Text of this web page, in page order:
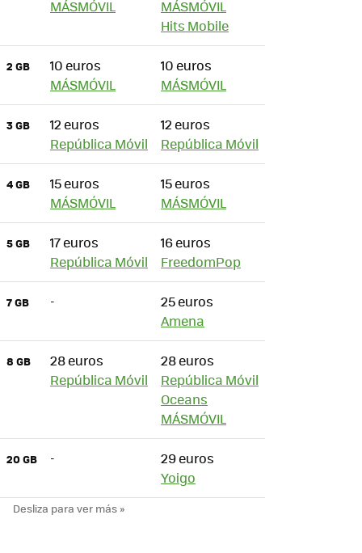
MÁSMÓVIL
MÁSMÓVIL
Hits Mobile
2 GB
10 euros
MÁSMÓVIL
10 euros
MÁSMÓVIL
3 GB
12 euros
República Móvil
12 euros
República Móvil
4 GB
15 euros
MÁSMÓVIL
15 euros
MÁSMÓVIL
5 GB
17 euros
República Móvil
16 euros
FreedomPop
7 GB -
25 euros
Amena
8 GB
28 euros
República Móvil
28 euros
República Móvil
Oceans
MÁSMÓVIL
20 GB -
29 euros
Yoigo